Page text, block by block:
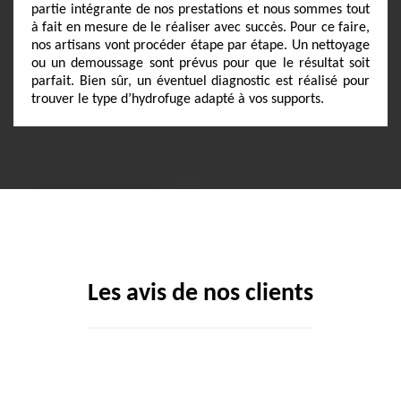
partie intégrante de nos prestations et nous sommes tout
à fait en mesure de le réaliser avec succès. Pour ce faire,
nos artisans vont procéder étape par étape. Un nettoyage
ou un demoussage sont prévus pour que le résultat soit
parfait. Bien sûr, un éventuel diagnostic est réalisé pour
trouver le type d’hydrofuge adapté à vos supports.
Les avis de nos clients